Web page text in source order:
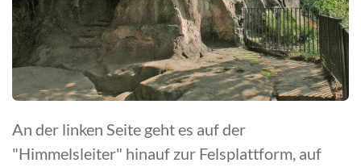
An der linken Seite geht es auf der
"Himmelsleiter" hinauf zur Felsplattform, auf